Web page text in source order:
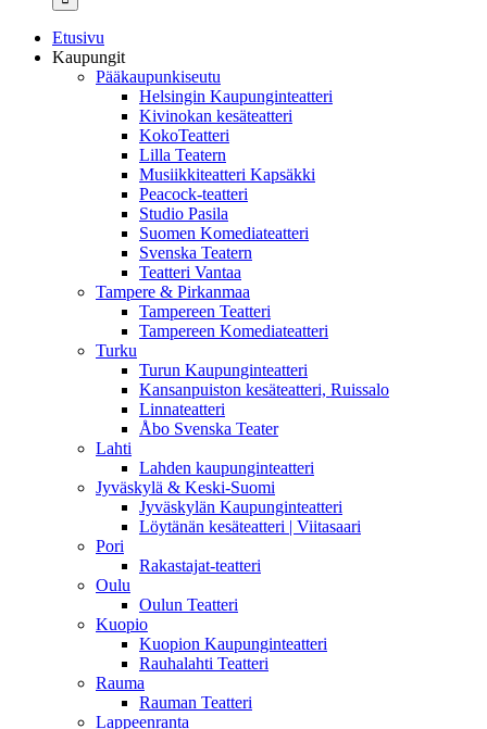
Etusivu
Kaupungit
Pääkaupunkiseutu
Helsingin Kaupunginteatteri
Kivinokan kesäteatteri
KokoTeatteri
Lilla Teatern
Musiikkiteatteri Kapsäkki
Peacock-teatteri
Studio Pasila
Suomen Komediateatteri
Svenska Teatern
Teatteri Vantaa
Tampere & Pirkanmaa
Tampereen Teatteri
Tampereen Komediateatteri
Turku
Turun Kaupunginteatteri
Kansanpuiston kesäteatteri, Ruissalo
Linnateatteri
Åbo Svenska Teater
Lahti
Lahden kaupunginteatteri
Jyväskylä & Keski-Suomi
Jyväskylän Kaupunginteatteri
Löytänän kesäteatteri | Viitasaari
Pori
Rakastajat-teatteri
Oulu
Oulun Teatteri
Kuopio
Kuopion Kaupunginteatteri
Rauhalahti Teatteri
Rauma
Rauman Teatteri
Lappeenranta